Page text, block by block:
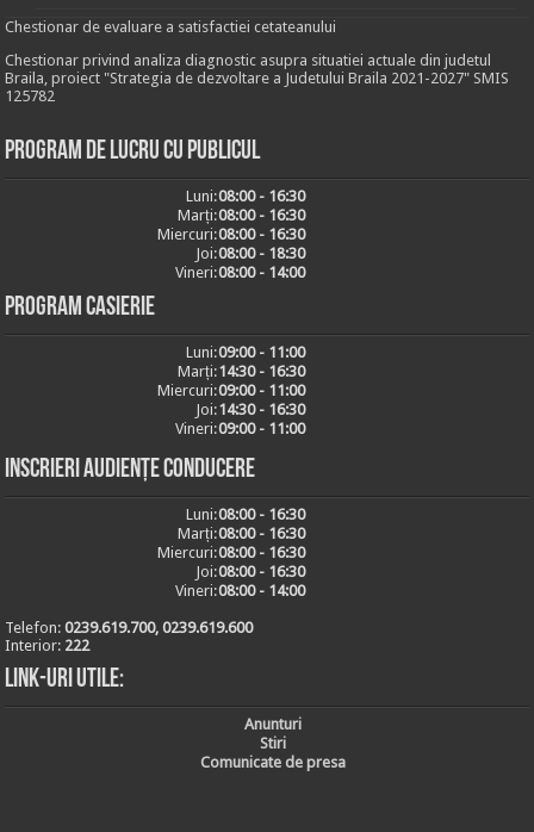
Chestionar de evaluare a satisfactiei cetateanului
Chestionar privind analiza diagnostic asupra situatiei actuale din judetul
Braila, proiect "Strategia de dezvoltare a Judetului Braila 2021-2027" SMIS
125782
Program de lucru cu publicul
Luni:08:00 - 16:30
Marți:08:00 - 16:30
Miercuri:08:00 - 16:30
Joi:08:00 - 18:30
Vineri:08:00 - 14:00
Program casierie
Luni:09:00 - 11:00
Marți:14:30 - 16:30
Miercuri:09:00 - 11:00
Joi:14:30 - 16:30
Vineri:09:00 - 11:00
Inscrieri audiențe conducere
Luni:08:00 - 16:30
Marți:08:00 - 16:30
Miercuri:08:00 - 16:30
Joi:08:00 - 16:30
Vineri:08:00 - 14:00
Telefon:0239.619.700, 0239.619.600
Interior: 222
Link-uri utile:
Anunturi
Stiri
Comunicate de presa